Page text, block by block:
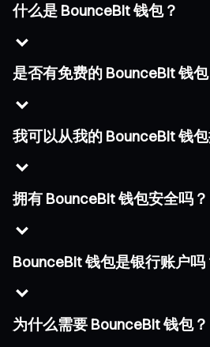
什么是 BounceBit 钱包？
是否有免费的 BounceBit 钱包
我可以从我的 BounceBit 钱
拥有 BounceBit 钱包安全吗？
BounceBit 钱包是银行账户吗
为什么需要 BounceBit 钱包？